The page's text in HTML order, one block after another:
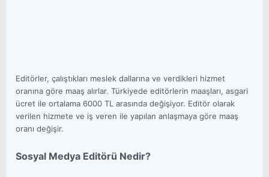
Editörler, çalıştıkları meslek dallarına ve verdikleri hizmet
oranına göre maaş alırlar. Türkiyede editörlerin maaşları, asgari
ücret ile ortalama 6000 TL arasında değişiyor. Editör olarak
verilen hizmete ve iş veren ile yapılan anlaşmaya göre maaş
oranı değişir.
Sosyal Medya Editörü Nedir?